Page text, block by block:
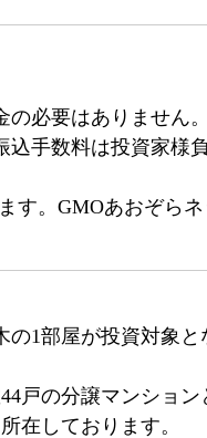
必要はありません。
手数料は投資家様
。GMOあおぞら
1部屋が投資対象
戸の分譲マンション
在しております。